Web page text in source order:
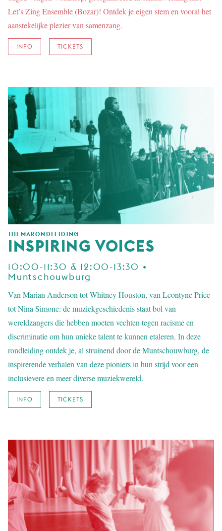
Let’s Zing Ensemble (Bozar)! Ontdek je eigen stem en vooral het
aanstekelijke plezier van samenzang.
INFO TICKETS
THEMARONDLEIDING
INSPIRING VOICES
10:00-11:30 & 12:00-13:30 •
Muntschouwburg
Van Marian Anderson tot Whitney Houston, van Leontyne Price
tot Nina Simone: de muziekgeschiedenis staat bol van
wereldzangers die hebben moeten vechten tegen racisme en
discriminatie om hun unieke talent te kunnen etaleren. In deze
rondleiding ontdek je, al struinend door de Muntschouwburg, de
inspirerende verhalen van deze pioniers in hun strijd voor een
inclusievere en meer diverse muziekwereld.
INFO TICKETS